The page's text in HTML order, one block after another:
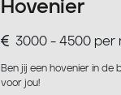
Hovenier
3000 - 4500 per
Ben jij een hovenier in
voor jou!